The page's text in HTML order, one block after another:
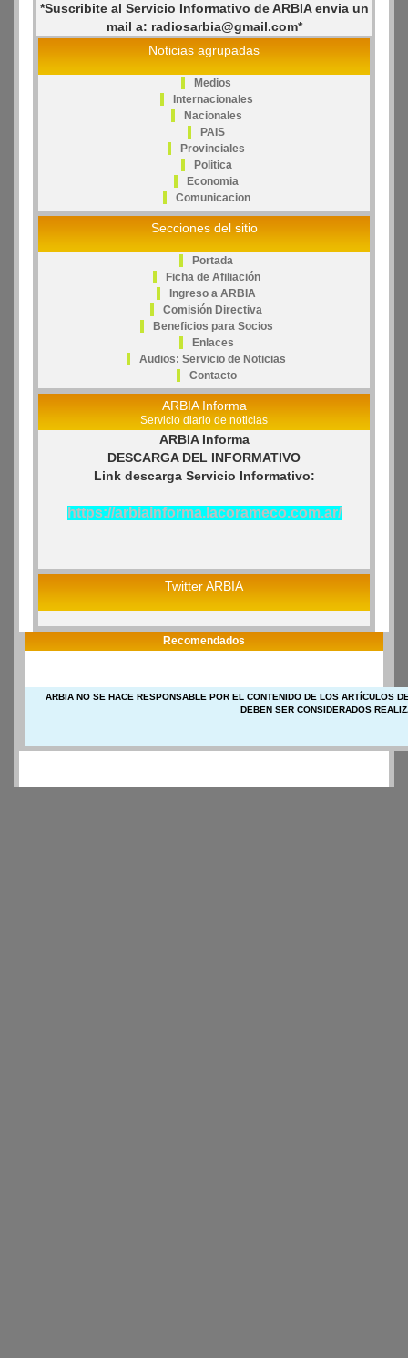
*Suscribite al Servicio Informativo de ARBIA envia un
mail a: radiosarbia@gmail.com*
Noticias agrupadas
Medios
Internacionales
Nacionales
PAIS
Provinciales
Politica
Economia
Comunicacion
Secciones del sitio
Portada
Ficha de Afiliación
Ingreso a ARBIA
Comisión Directiva
Beneficios para Socios
Enlaces
Audios: Servicio de Noticias
Contacto
ARBIA Informa
Servicio diario de noticias
ARBIA Informa
DESCARGA DEL INFORMATIVO
Link descarga Servicio Informativo:
https://arbiainforma.lacorameco.com.ar/
Twitter ARBIA
Recomendados
ARBIA NO SE HACE RESPONSABLE POR EL CONTENIDO DE LOS ARTÍCULOS
DEBEN SER CONSIDERADOS